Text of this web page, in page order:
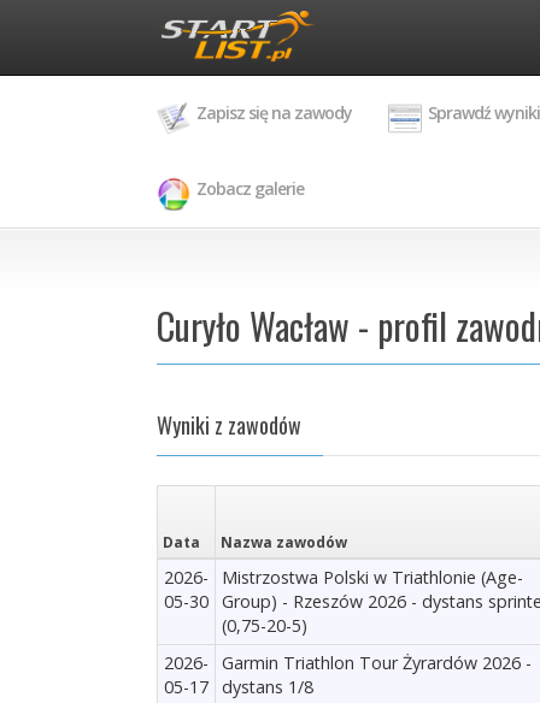
Zapisz się na zawody Sprawdź wyniki
Zobacz galerie
Curyło Wacław - profil
Wyniki z zawodów
Data Nazwa zawodów
2026-
05-30
Mistrzostwa Polski w Triathlonie (Age-
Group) - Rzeszów 2026 - dystans
(0,75-20-5)
2026-
05-17
Garmin Triathlon Tour Żyrardów 2026 -
dystans 1/8